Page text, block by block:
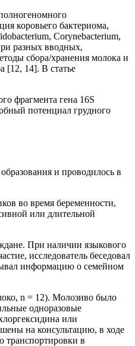
коровьего бактериома,
Corynebacterium,
разных вводных,
сбора/хранения молока и
[12, 14]. В статье
фрагмента гена 16S
потенциал грудного
и проводилось в
во время беременности,
или длительной
При наличии языкового
исследователь беседовал
информацию о семейном
n = 12). Молозиво было
одноразовые
или
на консультацию, в ходе
транспортировки в